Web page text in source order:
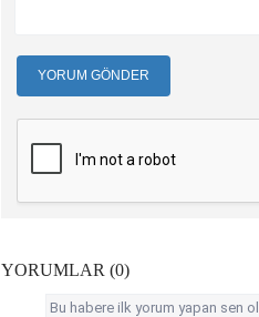
YORUM GÖNDER
YORUMLAR (0)
Bu habere ilk yorum yapan sen ol.